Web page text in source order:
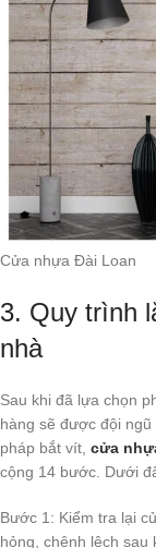
Cửa nhựa Đài Loan
3. Quy trình
nhà
Sau khi đã lựa chọn
hàng sẽ được đội
pháp bắt vít, cửa
cộng 14 bước. Dưới
Bước 1: Kiểm tra lại
hỏng, chênh lệch sau